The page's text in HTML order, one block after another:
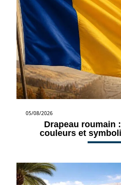
05/08/2026
Drapeau roumain
couleurs et